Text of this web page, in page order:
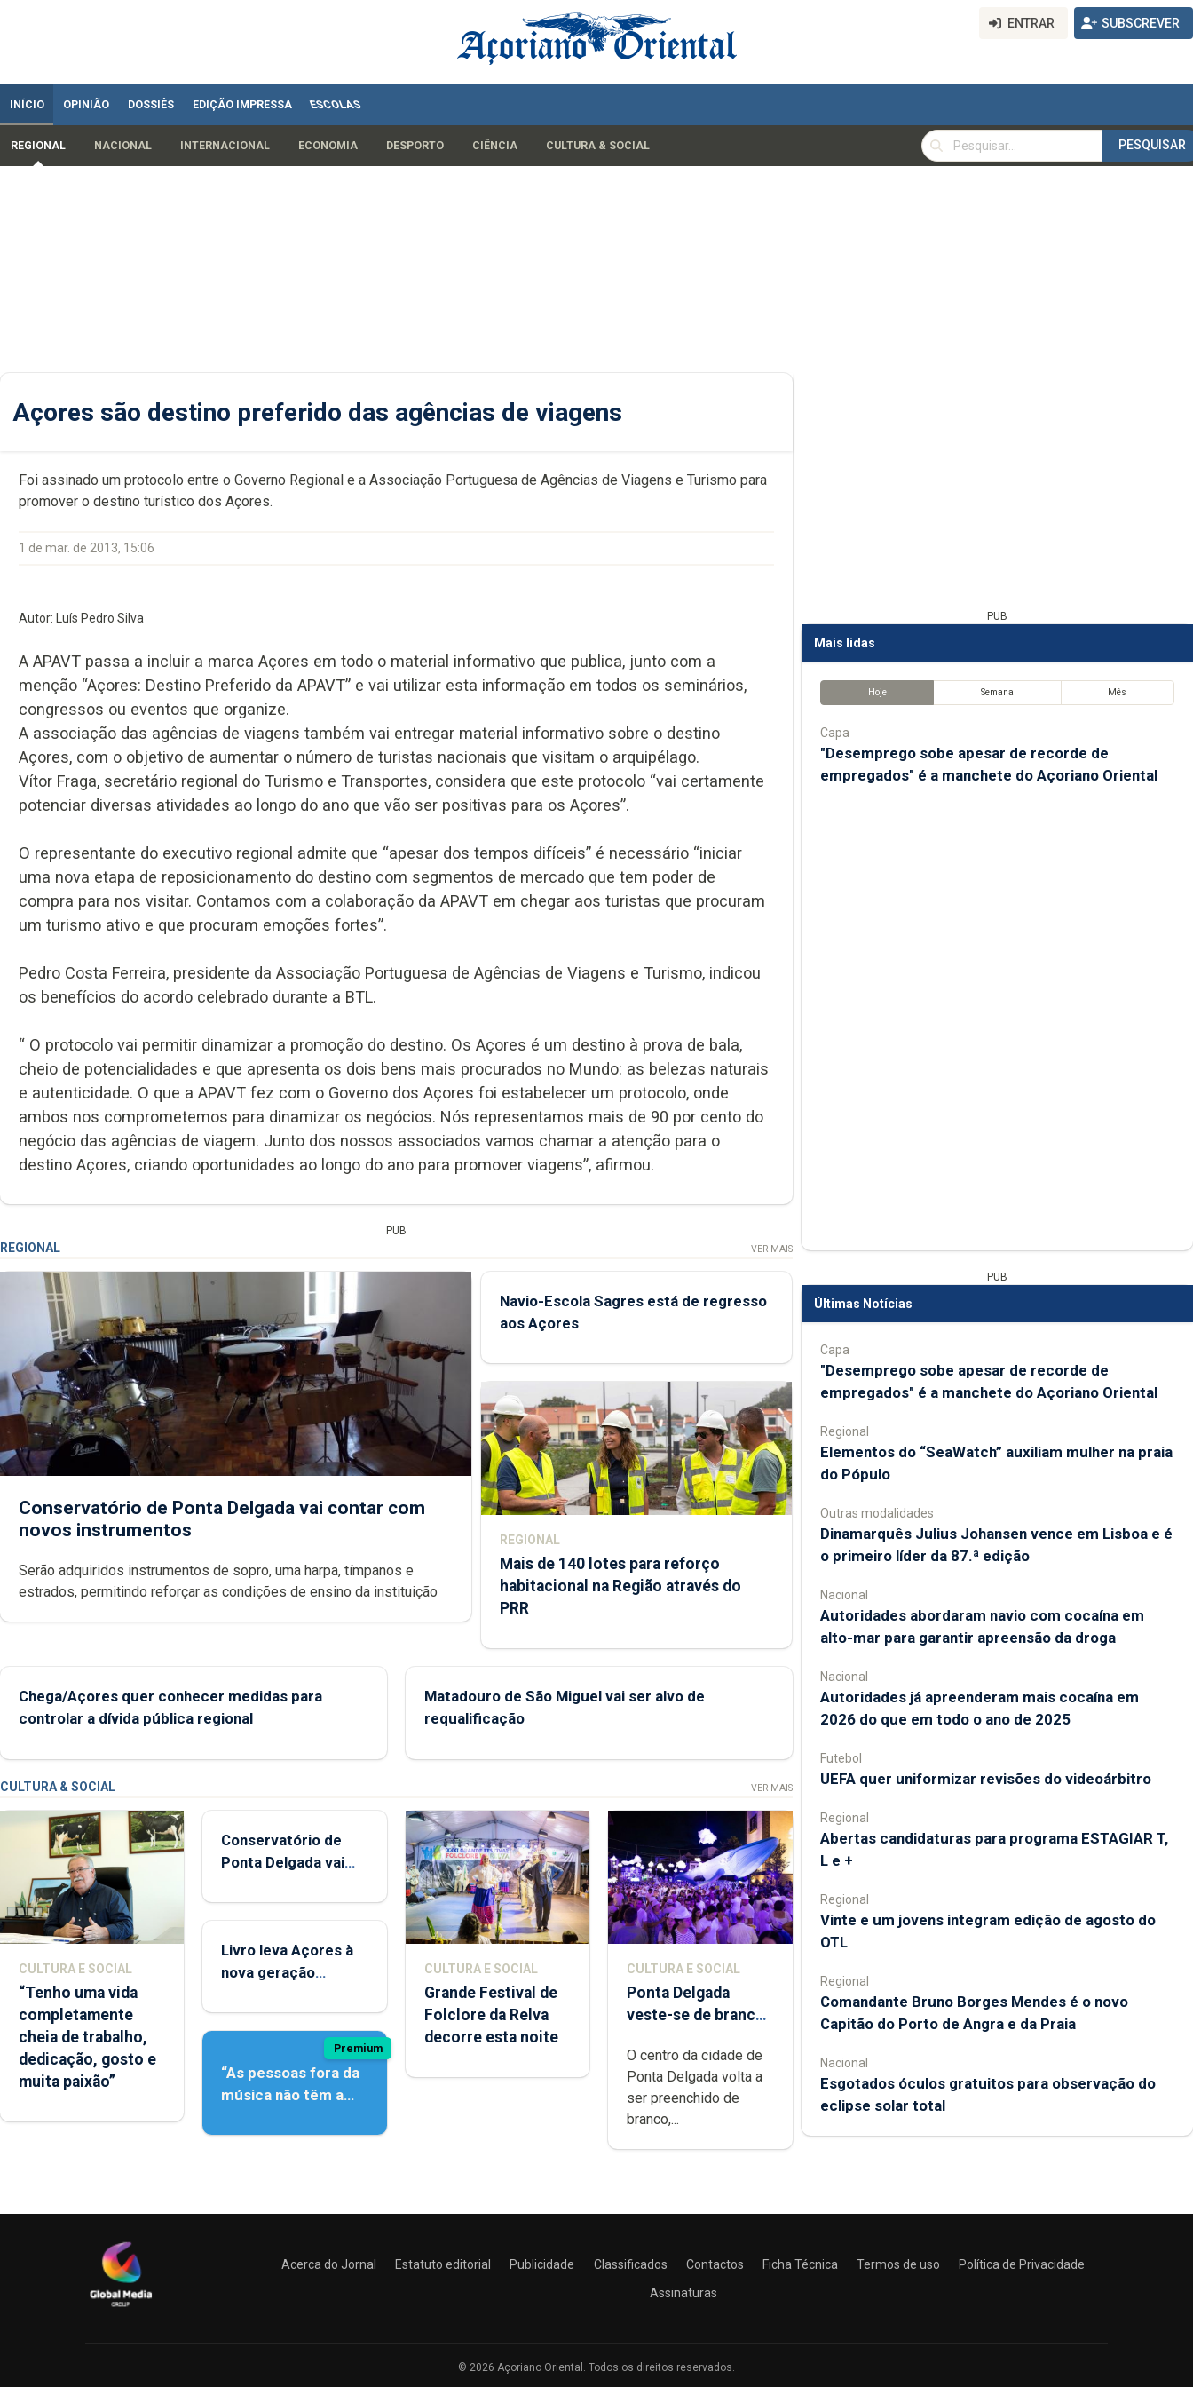
ENTRAR SUBSCREVER
INÍCIO OPINIÃO DOSSIÊS EDIÇÃO IMPRESSA ESCOLAS
REGIONAL NACIONAL INTERNACIONAL ECONOMIA DESPORTO CIÊNCIA CULTURA & SOCIAL
PESQUISAR
PESQUISAR
Açores são destino preferido das agências de viagens
Foi assinado um protocolo entre o Governo Regional e a Associação Portuguesa de Agências de Viagens e Turismo para
promover o destino turístico dos Açores.
1 de mar. de 2013, 15:06
Autor: Luís Pedro Silva
A APAVT passa a incluir a marca Açores em todo o material informativo que publica, junto com a
menção “Açores: Destino Preferido da APAVT” e vai utilizar esta informação em todos os seminários,
congressos ou eventos que organize.
A associação das agências de viagens também vai entregar material informativo sobre o destino
Açores, com o objetivo de aumentar o número de turistas nacionais que visitam o arquipélago.
Vítor Fraga, secretário regional do Turismo e Transportes, considera que este protocolo “vai certamente
potenciar diversas atividades ao longo do ano que vão ser positivas para os Açores”.
O representante do executivo regional admite que “apesar dos tempos difíceis” é necessário “iniciar
uma nova etapa de reposicionamento do destino com segmentos de mercado que tem poder de
compra para nos visitar. Contamos com a colaboração da APAVT em chegar aos turistas que procuram
um turismo ativo e que procuram emoções fortes”.
Pedro Costa Ferreira, presidente da Associação Portuguesa de Agências de Viagens e Turismo, indicou
os benefícios do acordo celebrado durante a BTL.
“ O protocolo vai permitir dinamizar a promoção do destino. Os Açores é um destino à prova de bala,
cheio de potencialidades e que apresenta os dois bens mais procurados no Mundo: as belezas naturais
e autenticidade. O que a APAVT fez com o Governo dos Açores foi estabelecer um protocolo, onde
ambos nos comprometemos para dinamizar os negócios. Nós representamos mais de 90 por cento do
negócio das agências de viagem. Junto dos nossos associados vamos chamar a atenção para o
destino Açores, criando oportunidades ao longo do ano para promover viagens”, afirmou.
PUB
REGIONAL VER MAIS
Conservatório de Ponta Delgada vai contar com
novos instrumentos
Serão adquiridos instrumentos de sopro, uma harpa, tímpanos e
estrados, permitindo reforçar as condições de ensino da instituição
Navio-Escola Sagres está de regresso
aos Açores
REGIONAL
Mais de 140 lotes para reforço
habitacional na Região através do
PRR
Chega/Açores quer conhecer medidas para
controlar a dívida pública regional
Matadouro de São Miguel vai ser alvo de
requalificação
CULTURA & SOCIAL VER MAIS
CULTURA E SOCIAL
“Tenho uma vida
completamente
cheia de trabalho,
dedicação, gosto e
muita paixão”
Conservatório de
Ponta Delgada vai
instrumentos
Livro leva Açores à
nova geração
Premium
“As pessoas fora da
música não têm a
é produzir uma
CULTURA E SOCIAL
Grande Festival de
Folclore da Relva
decorre esta noite
CULTURA E SOCIAL
Ponta Delgada
veste-se de branco
O centro da cidade de
Ponta Delgada volta a
ser preenchido de
branco,...
PUB
Mais lidas
Hoje Semana Mês
Capa
"Desemprego sobe apesar de recorde de
empregados" é a manchete do Açoriano Oriental
PUB
Últimas Notícias
Capa
"Desemprego sobe apesar de recorde de
empregados" é a manchete do Açoriano Oriental
Regional
​Elementos do “SeaWatch” auxiliam mulher na praia
do Pópulo
Outras modalidades
Dinamarquês Julius Johansen vence em Lisboa e é
o primeiro líder da 87.ª edição
Nacional
Autoridades abordaram navio com cocaína em
alto-mar para garantir apreensão da droga
Nacional
Autoridades já apreenderam mais cocaína em
2026 do que em todo o ano de 2025
Futebol
UEFA quer uniformizar revisões do videoárbitro
Regional
Abertas candidaturas para programa ESTAGIAR T,
L e +
Regional
Vinte e um jovens integram edição de agosto do
OTL
Regional
Comandante Bruno Borges Mendes é o novo
Capitão do Porto de Angra e da Praia
Nacional
Esgotados óculos gratuitos para observação do
eclipse solar total
Acerca do Jornal Estatuto editorial Publicidade Classificados Contactos Ficha Técnica Termos de uso
Política de Privacidade
Assinaturas
© 2026 Açoriano Oriental. Todos os direitos reservados.